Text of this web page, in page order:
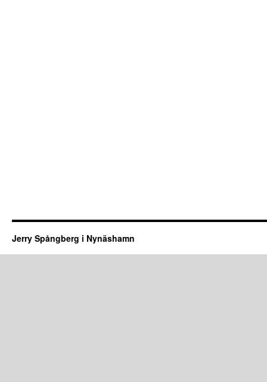
Jerry Spångberg i Nynäshamn